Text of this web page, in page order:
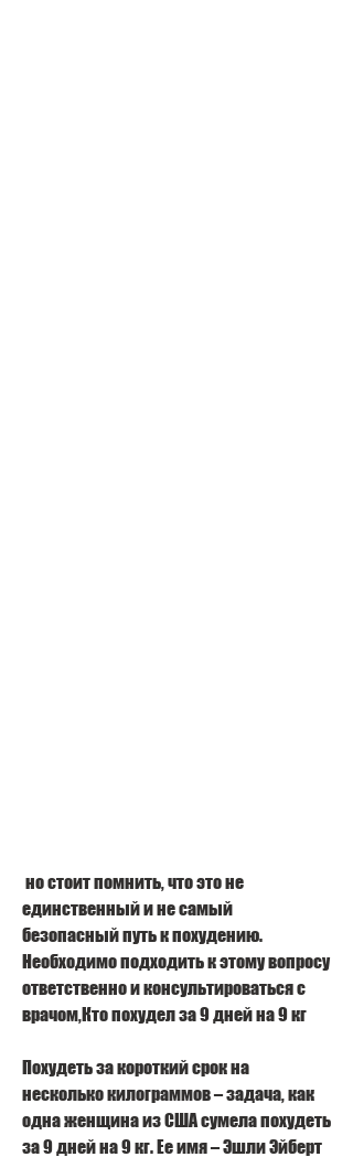
единственный и не самый
безопасный путь к похудению.
Необходимо подходить к этому вопросу
ответственно и консультироваться с
врачом,Кто похудел за 9 дней на 9 кг
Похудеть за короткий срок на
несколько килограммов – задача, как
одна женщина из США сумела похудеть
за 9 дней на 9 кг. Ее имя – Эшли Эйберт